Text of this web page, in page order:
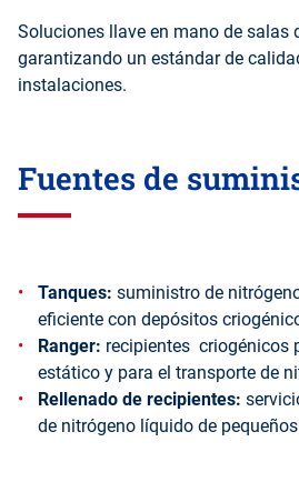
Soluciones llave en mano de salas
garantizando un estándar de
instalaciones.
Fuentes de
Tanques: suministro de
eficiente con depósitos
Ranger: recipientes criogénicos
estático y para el transporte de
Rellenado de recipientes:
de nitrógeno líquido de